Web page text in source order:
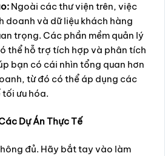
Ngoài các thư viện trên, việc
doanh và dữ liệu khách hàng
trọng. Các phần mềm quản lý
thể hỗ trợ tích hợp và phân tích
bạn có cái nhìn tổng quan hơn
từ đó có thể áp dụng các
ưu hóa.
Dự Án Thực Tế
đủ. Hãy bắt tay vào làm